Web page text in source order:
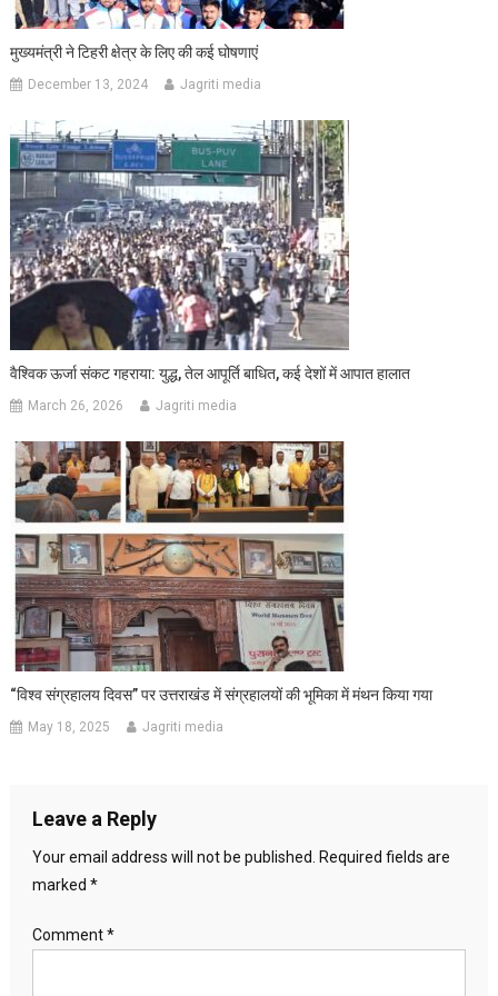
मुख्यमंत्री ने टिहरी क्षेत्र के लिए की कई घोषणाएं
December 13, 2024 Jagriti media
वैश्विक ऊर्जा संकट गहराया: युद्ध, तेल आपूर्ति बाधित, कई देशों में आपात हालात
March 26, 2026 Jagriti media
“विश्व संग्रहालय दिवस” पर उत्तराखंड में संग्रहालयों की भूमिका में मंथन किया गया
May 18, 2025 Jagriti media
Leave a Reply
Your email address will not be published.
Required fields are
marked *
Comment*